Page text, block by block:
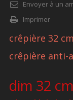
Envoyer à un
Imprimer
crêpière 32 cm
crêpière anti-
dim 32 cm